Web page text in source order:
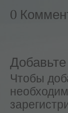
0
Чтобы